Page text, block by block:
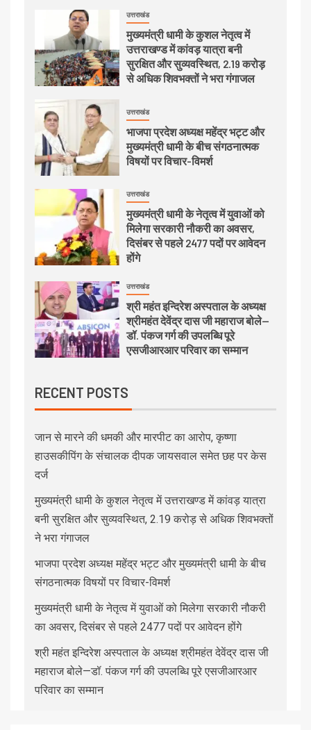
उत्तराखंड
मुख्यमंत्री धामी के कुशल नेतृत्व में
उत्तराखण्ड में कांवड़ यात्रा बनी
सुरक्षित और सुव्यवस्थित, 2.19 करोड़
से अधिक शिवभक्तों ने भरा गंगाजल
उत्तराखंड
भाजपा प्रदेश अध्यक्ष महेंद्र भट्ट और
मुख्यमंत्री धामी के बीच संगठनात्मक
विषयों पर विचार-विमर्श
उत्तराखंड
मुख्यमंत्री धामी के नेतृत्व में युवाओं को
मिलेगा सरकारी नौकरी का अवसर,
दिसंबर से पहले 2477 पदों पर आवेदन
होंगे
उत्तराखंड
श्री महंत इन्दिरेश अस्पताल के अध्यक्ष
श्रीमहंत देवेंद्र दास जी महाराज बोले—
डॉ. पंकज गर्ग की उपलब्धि पूरे
एसजीआरआर परिवार का सम्मान
RECENT POSTS
जान से मारने की धमकी और मारपीट का आरोप, कृष्णा
हाउसकीपिंग के संचालक दीपक जायसवाल समेत छह पर केस
दर्ज
मुख्यमंत्री धामी के कुशल नेतृत्व में उत्तराखण्ड में कांवड़ यात्रा
बनी सुरक्षित और सुव्यवस्थित, 2.19 करोड़ से अधिक शिवभक्तों
ने भरा गंगाजल
भाजपा प्रदेश अध्यक्ष महेंद्र भट्ट और मुख्यमंत्री धामी के बीच
संगठनात्मक विषयों पर विचार-विमर्श
मुख्यमंत्री धामी के नेतृत्व में युवाओं को मिलेगा सरकारी नौकरी
का अवसर, दिसंबर से पहले 2477 पदों पर आवेदन होंगे
श्री महंत इन्दिरेश अस्पताल के अध्यक्ष श्रीमहंत देवेंद्र दास जी
महाराज बोले—डॉ. पंकज गर्ग की उपलब्धि पूरे एसजीआरआर
परिवार का सम्मान